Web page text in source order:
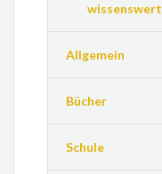
wissenswert
Allgemein
Bücher
Schule